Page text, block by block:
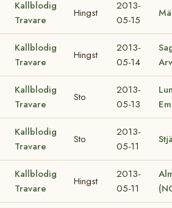
Kallblodig
Travare
Hingst
2013-
05-15
Kallblodig
Travare
Hingst
2013-
05-14
Kallblodig
Travare
Sto
2013-
05-13
Kallblodig
Travare
Sto
2013-
05-11
Kallblodig
Travare
Hingst
2013-
05-11